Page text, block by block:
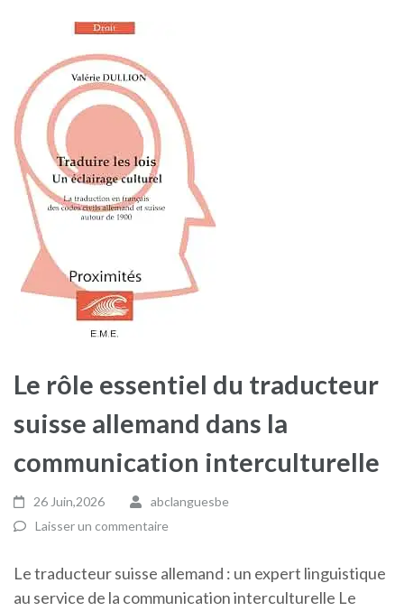
Le rôle essentiel du traducteur
suisse allemand dans la
communication interculturelle
26 Juin,2026
abclanguesbe
Laisser un commentaire
Le traducteur suisse allemand : un expert linguistique
au service de la communication interculturelle Le